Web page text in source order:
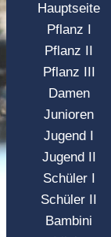
Hauptseite
Pflanz I
Pflanz II
Pflanz III
Damen
Junioren
Jugend I
Jugend II
Schüler I
Schüler II
Bambini